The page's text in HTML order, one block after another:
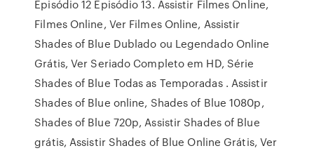
Episódio 12 Episódio 13. Assistir Filmes Online,
Filmes Online, Ver Filmes Online, Assistir
Shades of Blue Dublado ou Legendado Online
Grátis, Ver Seriado Completo em HD, Série
Shades of Blue Todas as Temporadas . Assistir
Shades of Blue online, Shades of Blue 1080p,
Shades of Blue 720p, Assistir Shades of Blue
grátis, Assistir Shades of Blue Online Grátis, Ver